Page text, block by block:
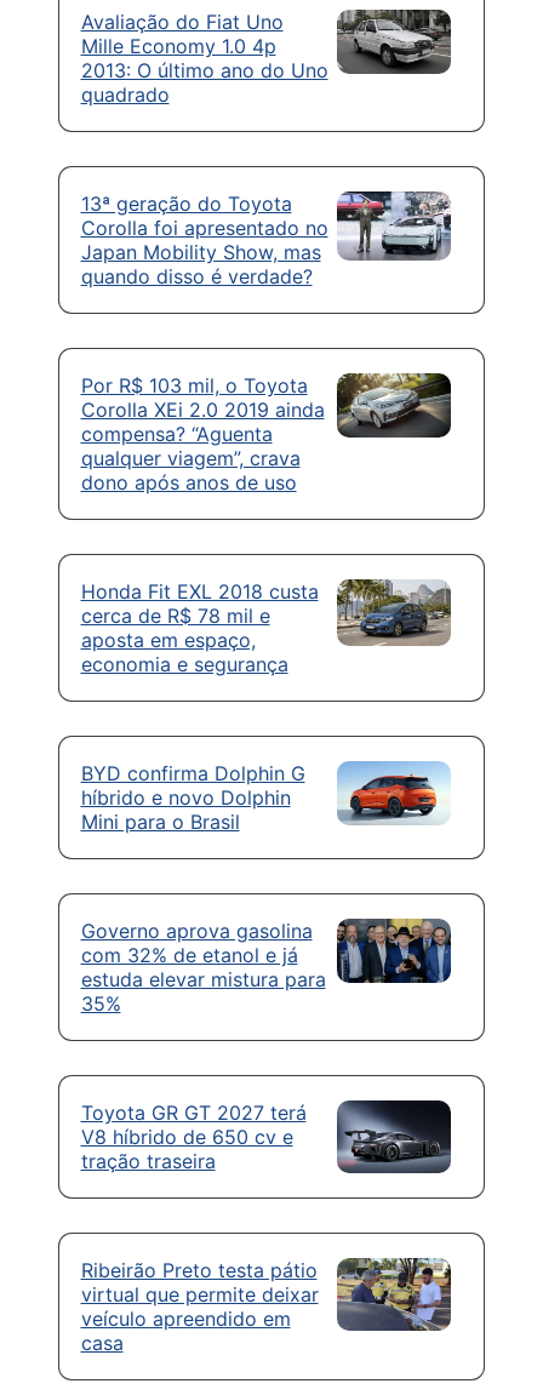
Avaliação do Fiat Uno
Mille Economy 1.0 4p
2013: O último ano do Uno
quadrado
13ª geração do Toyota
Corolla foi apresentado no
Japan Mobility Show, mas
quando disso é verdade?
Por R$ 103 mil, o Toyota
Corolla XEi 2.0 2019 ainda
compensa? “Aguenta
qualquer viagem”, crava
dono após anos de uso
Honda Fit EXL 2018 custa
cerca de R$ 78 mil e
aposta em espaço,
economia e segurança
BYD confirma Dolphin G
híbrido e novo Dolphin
Mini para o Brasil
Governo aprova gasolina
com 32% de etanol e já
estuda elevar mistura para
35%
Toyota GR GT 2027 terá
V8 híbrido de 650 cv e
tração traseira
Ribeirão Preto testa pátio
virtual que permite deixar
veículo apreendido em
casa